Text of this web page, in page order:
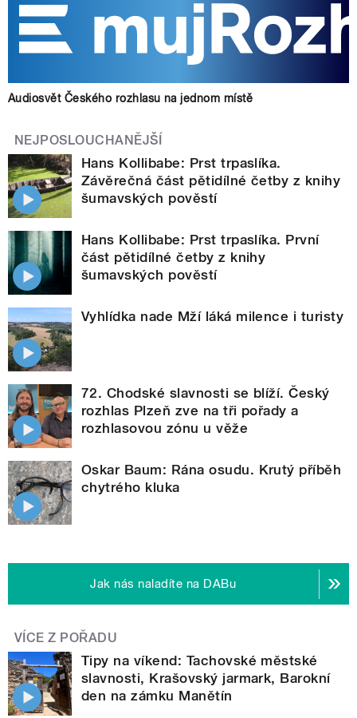
Audiosvět Českého rozhlasu na jednom místě
NEJPOSLOUCHANĚJŠÍ
Hans Kollibabe: Prst trpaslíka.
Závěrečná část pětidílné četby z knihy
šumavských pověstí
Hans Kollibabe: Prst trpaslíka. První
část pětidílné četby z knihy
šumavských pověstí
Vyhlídka nade Mží láká milence i turisty
72. Chodské slavnosti se blíží. Český
rozhlas Plzeň zve na tři pořady a
rozhlasovou zónu u věže
Oskar Baum: Rána osudu. Krutý příběh
chytrého kluka
Jak nás naladíte na DABu
VÍCE Z POŘADU
Tipy na víkend: Tachovské městské
slavnosti, Krašovský jarmark, Barokní
den na zámku Manětín